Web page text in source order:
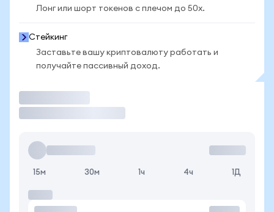
Лонг или шорт токенов с плечом до 50x.
Стейкинг
Заставьте вашу криптовалюту работать и
получайте пассивный доход.
15м 30м 1ч 4ч 1Д